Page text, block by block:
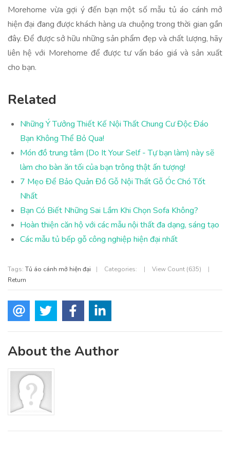
Morehome vừa gợi ý đến bạn một số mẫu tủ áo cánh mở
hiện đại đang được khách hàng ưa chuộng trong thời gian gần
đây. Để được sở hữu những sản phẩm đẹp và chất lượng, hãy
liên hệ với Morehome để được tư vấn báo giá và sản xuất
cho bạn.
Related
Những Ý Tưởng Thiết Kế Nội Thất Chung Cư Độc Đáo
Bạn Không Thể Bỏ Qua!
Món đồ trung tâm (Do It Your Self - Tự bạn làm) này sẽ
làm cho bàn ăn tối của bạn trông thật ấn tượng!
7 Mẹo Để Bảo Quản Đồ Gỗ Nội Thất Gỗ Óc Chó Tốt
Nhất
Bạn Có Biết Những Sai Lầm Khi Chọn Sofa Không?
Hoàn thiện căn hộ với các mẫu nội thất đa dạng, sáng tạo
Các mẫu tủ bếp gỗ công nghiệp hiện đại nhất
Tags: Tủ áo cánh mở hiện đại | Categories: | View Count (635)
|
Return
About the Author